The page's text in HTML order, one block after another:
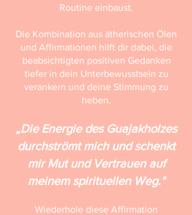
Routine einbaust.
Die Kombination aus ätherischen Ölen
und Affirmationen hilft dir dabei, die
beabsichtigten positiven Gedanken
tiefer in dein Unterbewusstsein zu
verankern und deine Stimmung zu
heben.
„Die Energie des Guajakholzes
durchströmt mich und schenkt
mir Mut und Vertrauen auf
meinem spirituellen Weg."
Wiederhole diese Affirmation